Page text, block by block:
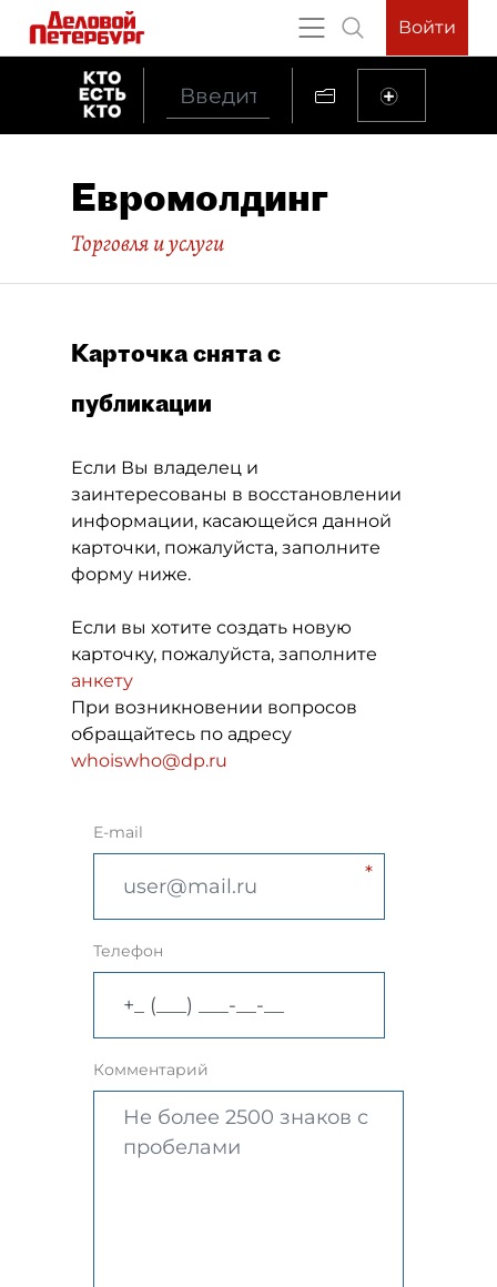
Войти
Евромолдинг
Торговля и услуги
Карточка снята с
публикации
Если Вы владелец и
заинтересованы в восстановлении
информации, касающейся данной
карточки, пожалуйста, заполните
форму ниже.
Если вы хотите создать новую
карточку, пожалуйста, заполните
анкету
При возникновении вопросов
обращайтесь по адресу
whoiswho@dp.ru
E-mail
Телефон
Комментарий